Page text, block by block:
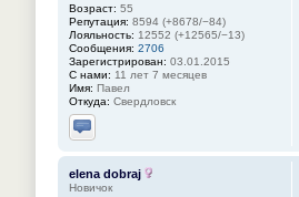
Возраст: 55
Репутация: 8594 (+8678/−84)
Лояльность: 12552 (+12565/−13)
Сообщения: 2706
Зарегистрирован: 03.01.2015
С нами: 11 лет 7 месяцев
Имя: Павел
Откуда: Свердловск
Отправить личное сообщение
elena dobraj
Новичок